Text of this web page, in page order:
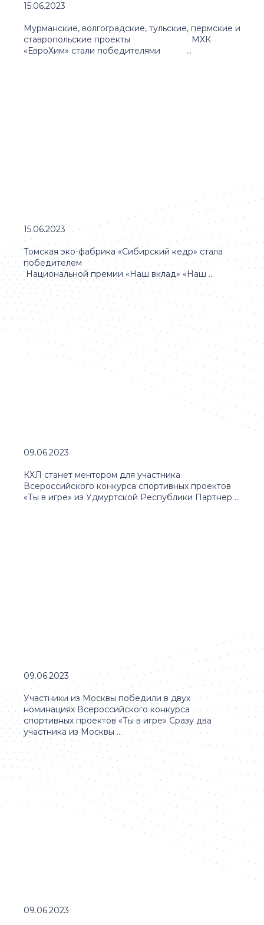
Мурманские, волгоградские, тульские, пермские и
ставропольские проекты МХК
«ЕвроХим» стали победителями ...
15.06.2023
Томская эко-фабрика «Сибирский кедр» стала
победителем
Национальной премии «Наш вклад» «Наш ...
15.06.2023
КХЛ станет ментором для участника
Всероссийского конкурса спортивных проектов
«Ты в игре» из Удмуртской Республики Партнер ...
09.06.2023
Участники из Москвы победили в двух
номинациях Всероссийского конкурса
спортивных проектов «Ты в игре» Сразу два
участника из Москвы ...
09.06.2023
09.06.2023